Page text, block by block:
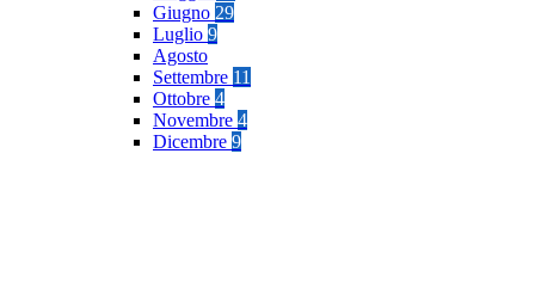
Giugno 29
Luglio 9
Agosto
Settembre 11
Ottobre 4
Novembre 4
Dicembre 9